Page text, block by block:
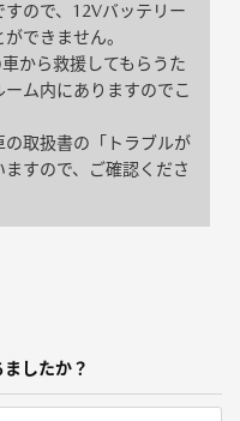
ので、12Vバッテリー
できません。
から救援してもらうた
ム内にありますのでこ
取扱書の「トラブルが
すので、ご確認くださ
したか？